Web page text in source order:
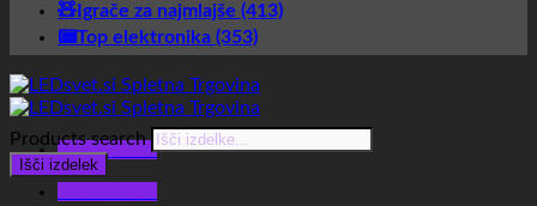
🧸Igrače za najmlajše (413)
📟Top elektronika (353)
Glavni meni
Products search
Išči izdelek